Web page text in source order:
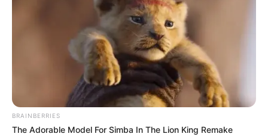
BRAINBERRIES
The Adorable Model For Simba In The Lion King Remake